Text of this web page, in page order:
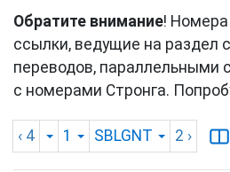
Обратите внимание!
ссылки, ведущие на раздел
переводов, параллельными
с номерами Стронга.
‹ 4 1 SBLGNT 2 ›